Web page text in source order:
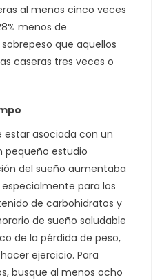
al menos cinco veces
menos de
que aquellos
caseras tres veces o
estar asociada con un
pequeño estudio
del sueño aumentaba
para los
de carbohidratos y
de sueño saludable
de la pérdida de peso,
ejercicio. Para
busque al menos ocho